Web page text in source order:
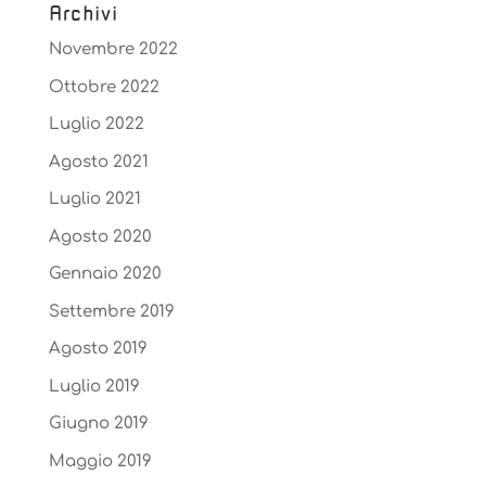
Archivi
Novembre 2022
Ottobre 2022
Luglio 2022
Agosto 2021
Luglio 2021
Agosto 2020
Gennaio 2020
Settembre 2019
Agosto 2019
Luglio 2019
Giugno 2019
Maggio 2019